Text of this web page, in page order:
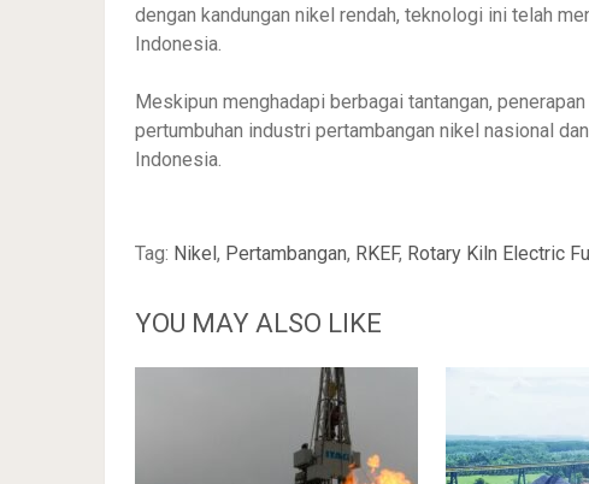
dengan kandungan nikel rendah, teknologi ini telah
Indonesia.
Meskipun menghadapi berbagai tantangan,
pertumbuhan industri pertambangan nikel nasional
Indonesia.
Tag: Nikel, Pertambangan, RKEF, Rotary Kiln Electric
YOU MAY ALSO LIKE